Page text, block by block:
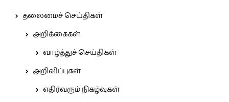
தலைமைச் செய்திகள்
அறிக்கைகள்
வாழ்த்துச் செய்திகள்
அறிவிப்புகள்
எதிர்வரும் நிகழ்வுகள்